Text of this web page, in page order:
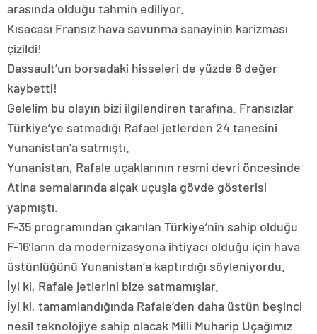
arasında olduğu tahmin ediliyor.
Kısacası Fransız hava savunma sanayinin karizması
çizildi!
Dassault’un borsadaki hisseleri de yüzde 6 değer
kaybetti!
Gelelim bu olayın bizi ilgilendiren tarafına. Fransızlar
Türkiye’ye satmadığı Rafael jetlerden 24 tanesini
Yunanistan’a satmıştı.
Yunanistan, Rafale uçaklarının resmi devri öncesinde
Atina semalarında alçak uçuşla gövde gösterisi
yapmıştı.
F-35 programından çıkarılan Türkiye’nin sahip olduğu
F-16’ların da modernizasyona ihtiyacı olduğu için hava
üstünlüğünü Yunanistan’a kaptırdığı söyleniyordu.
İyi ki, Rafale jetlerini bize satmamışlar.
İyi ki, tamamlandığında Rafale’den daha üstün beşinci
nesil teknolojiye sahip olacak Milli Muharip Uçağımız